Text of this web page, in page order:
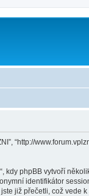
“http://
phpBB vytvoří
identifikátor
již přečetli, což vede